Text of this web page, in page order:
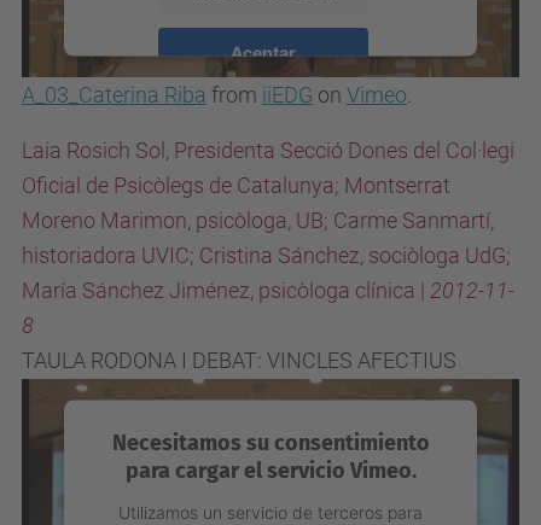
Aceptar
powered byUsercentrics Consent
A_03_Caterina Riba from iiEDG on Vimeo
Laia Rosich Sol, Presidenta Secció Dones del Col·legi
Oficial de Psicòlegs de Catalunya; Montserrat
Moreno Marimon, psicòloga, UB; Carme Sanmartí,
historiadora UVIC; Cristina Sánchez, sociòloga UdG;
María Sánchez Jiménez, psicòloga clínica | 2012-11-
8
TAULA RODONA I DEBAT: VINCLES AFECTIUS
Necesitamos su consentimiento
para cargar el servicio Vimeo.
Utilizamos un servicio de terceros para